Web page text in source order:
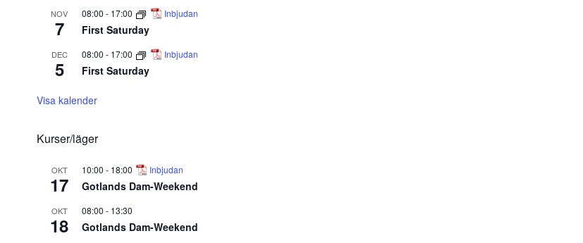
NOV
7
08:00 - 17:00 Inbjudan
First Saturday
DEC
5
08:00 - 17:00 Inbjudan
First Saturday
Visa kalender
Kurser/läger
OKT
17
10:00 - 18:00 Inbjudan
Gotlands Dam-Weekend
OKT
18
08:00 - 13:30
Gotlands Dam-Weekend